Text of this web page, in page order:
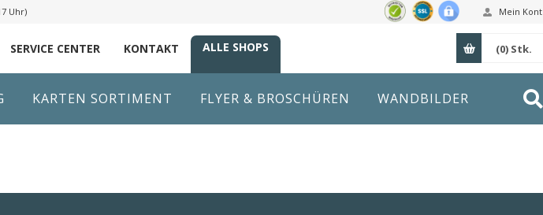
Mein
Uhr)
SERVICE CENTER KONTAKT ALLE SHOPS (0) Stk.
KARTEN SORTIMENT FLYER & BROSCHÜREN WANDBILDER